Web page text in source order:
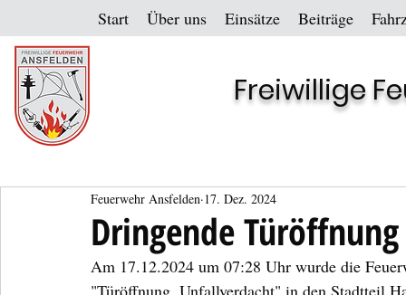
Start Über uns Einsätze Beiträge
Freiwillige
Dringende
Feuerwehr Ansfelden 17. Dez. 2024
Am 17.12.2024 um 07:28 Uhr wurde die
"Türöffnung, Unfallverdacht" in den Stadtteil